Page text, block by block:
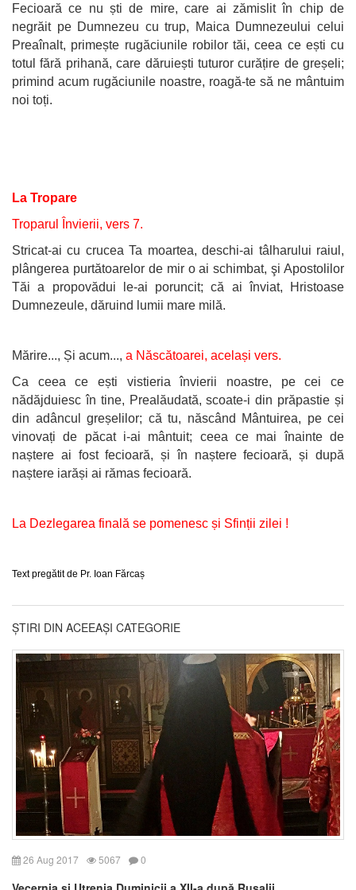
Fecioară ce nu ști de mire, care ai zămislit în chip de
negrăit pe Dumnezeu cu trup, Maica Dumnezeului celui
Preaînalt, primește rugăciunile robilor tăi, ceea ce ești cu
totul fără prihană, care dăruiești tuturor curățire de greșeli;
primind acum rugăciunile noastre, roagă-te să ne mântuim
noi toți.
La Tropare
Troparul Învierii, vers 7.
Stricat-ai cu crucea Ta moartea, deschi-ai tâlharului raiul,
plângerea purtătoarelor de mir o ai schimbat, şi Apostolilor
Tăi a propovădui le-ai poruncit; că ai înviat, Hristoase
Dumnezeule, dăruind lumii mare milă.
Mărire..., Și acum..., a Născătoarei, același vers.
Ca ceea ce ești vistieria învierii noastre, pe cei ce
nădăjduiesc în tine, Prealăudată, scoate-i din prăpastie și
din adâncul greșelilor; că tu, născând Mântuirea, pe cei
vinovați de păcat i-ai mântuit; ceea ce mai înainte de
naștere ai fost fecioară, și în naștere fecioară, și după
naștere iarăși ai rămas fecioară.
La Dezlegarea finală se pomenesc și Sfinții zilei !
Text pregătit de Pr. Ioan Fărcaș
ȘTIRI DIN ACEEAȘI CATEGORIE
26 Aug 2017 5067 0